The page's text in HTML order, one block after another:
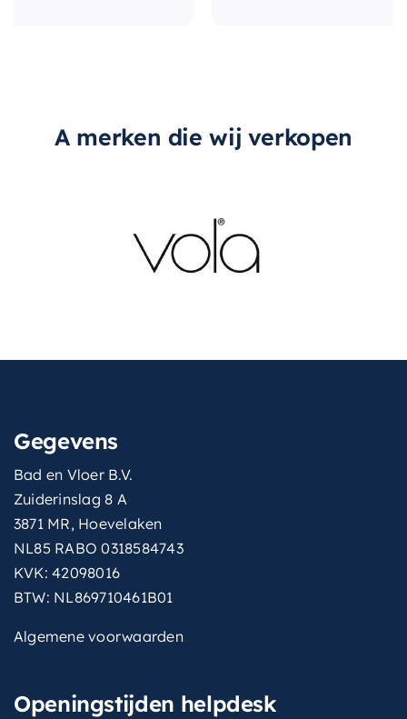
A merken die wij verkopen
Gegevens
Bad en Vloer B.V.
Zuiderinslag 8 A
3871 MR, Hoevelaken
NL85 RABO 0318584743
KVK: 42098016
BTW: NL869710461B01
Algemene voorwaarden
Openingstijden helpdesk